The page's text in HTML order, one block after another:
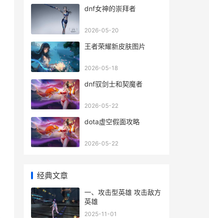
dnf女神的崇拜者
2026-05-20
王者荣耀新皮肤图片
2026-05-18
dnf驭剑士和契魔者
2026-05-22
dota虚空假面攻略
2026-05-22
经典文章
一、攻击型英雄 攻击敌方
英雄
2025-11-01